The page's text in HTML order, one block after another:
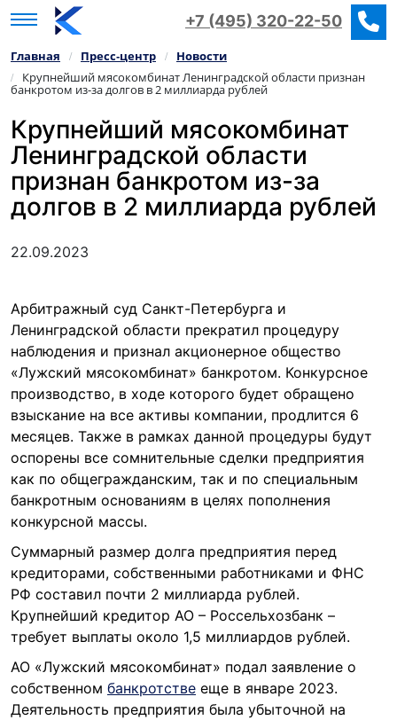
+7 (495) 320-22-50
Главная / Пресс‑центр / Новости
/ Крупнейший мясокомбинат Ленинградской области признан
банкротом из-за долгов в 2 миллиарда рублей
Крупнейший мясокомбинат
Ленинградской области
признан банкротом из-за
долгов в 2 миллиарда рублей
22.09.2023
Арбитражный суд Санкт-Петербурга и
Ленинградской области прекратил процедуру
наблюдения и признал акционерное общество
«Лужский мясокомбинат» банкротом. Конкурсное
производство, в ходе которого будет обращено
взыскание на все активы компании, продлится 6
месяцев. Также в рамках данной процедуры будут
оспорены все сомнительные сделки предприятия
как по общегражданским, так и по специальным
банкротным основаниям в целях пополнения
конкурсной массы.
Суммарный размер долга предприятия перед
кредиторами, собственными работниками и ФНС
РФ составил почти 2 миллиарда рублей.
Крупнейший кредитор АО – Россельхозбанк –
требует выплаты около 1,5 миллиардов рублей.
АО «Лужский мясокомбинат» подал заявление о
собственном банкротстве еще в январе 2023.
Деятельность предприятия была убыточной на